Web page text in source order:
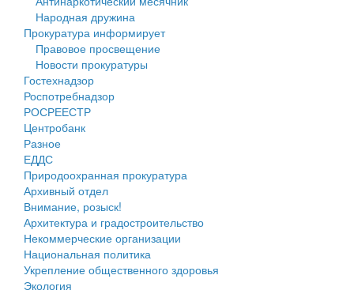
Генеральные планы
Проекты планировки территории
Собрание депутатов
Городское поселение
Сельские поселения
Народная дружина
Прокуратура информирует
Правовое просвещение
Новости прокуратуры
Гостехнадзор
Роспотребнадзор
РОСРЕЕСТР
Центробанк
Разное
ЕДДС
Природоохранная прокуратура
Архивный отдел
Внимание, розыск!
Архитектура и градостроительство
Некоммерческие организации
Национальная политика
Укрепление общественного здоровья
Экология